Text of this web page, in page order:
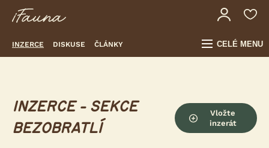
INZERCE DISKUSE ČLÁNKY CELÉ MENU
INZERCE - SEKCE
BEZOBRATLÍ
Vložte
inzerát